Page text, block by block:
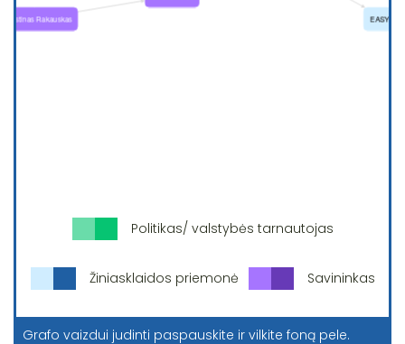
Politikas/ valstybės tarnautojas
Žiniasklaidos priemonė Savininkas
Grafo vaizdui judinti paspauskite ir vilkite foną pele.